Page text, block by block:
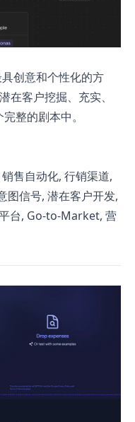
创意和个性化的方
客户挖掘、充实、
整的剧本中。
售自动化, 行销渠道,
图信号, 潜在客户开发,
台, Go-to-Market, 营